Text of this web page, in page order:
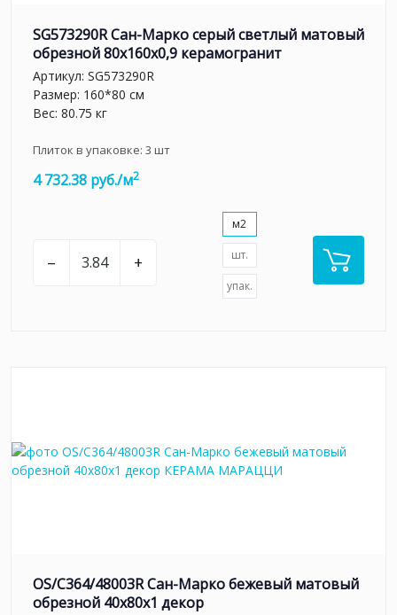
SG573290R Сан-Марко серый светлый матовый
обрезной 80x160x0,9 керамогранит
Артикул: SG573290R
Размер: 160*80 см
Вес: 80.75 кг
Плиток в упаковке: 3 шт
4 732.38 руб./м2
– +
м2
шт.
упак.
OS/C364/48003R Сан-Марко бежевый матовый
обрезной 40x80x1 декор